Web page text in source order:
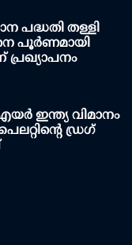
പദ്ധതി തള്ളി
പൂര്‍ണമായി
പ്രഖ്യാപനം
ഇന്ത്യ വിമാനം
ഡ്രഗ്